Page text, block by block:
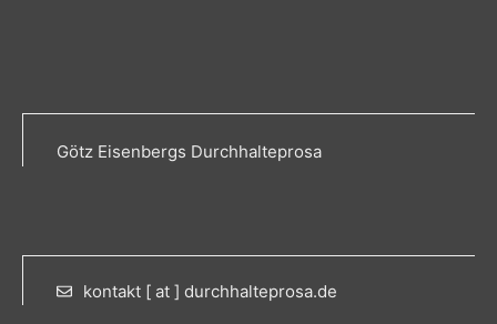
Götz Eisenbergs Durchhalteprosa
kontakt [ at ] durchhalteprosa.de